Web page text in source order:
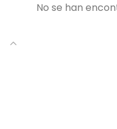
No se han